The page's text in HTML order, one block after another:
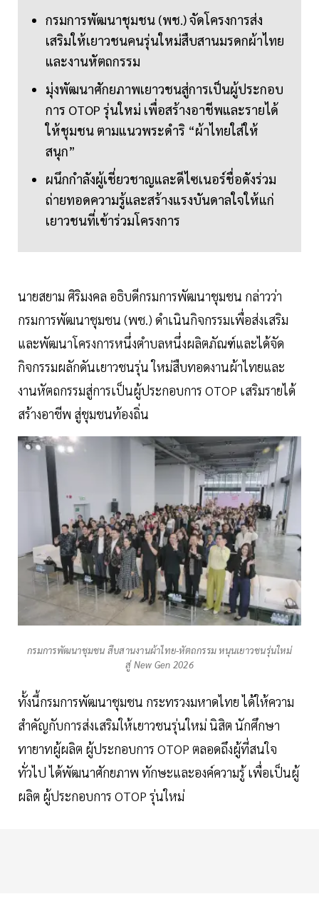
กรมการพัฒนาชุมชน (พช.) จัดโครงการส่ง
เสริมให้เยาวชนคนรุ่นใหม่สืบสานมรดกผ้าไทย
และงานหัตถกรรม
มุ่งพัฒนาศักยภาพเยาวชนสู่การเป็นผู้ประกอบ
การ OTOP รุ่นใหม่ เพื่อสร้างอาชีพและรายได้
ให้ชุมชน ตามแนวพระดำริ “ผ้าไทยใส่ให้
สนุก”
ผนึกกำลังผู้เชี่ยวชาญและดีไซเนอร์ชื่อดังร่วม
ถ่ายทอดความรู้และสร้างแรงบันดาลใจให้แก่
เยาวชนที่เข้าร่วมโครงการ
นายสยาม ศิริมงคล อธิบดีกรมการพัฒนาชุมชน กล่าวว่า
กรมการพัฒนาชุมชน (พช.) ดำเนินกิจกรรมเพื่อส่งเสริม
และพัฒนาโครงการหนึ่งตำบลหนึ่งผลิตภัณฑ์และได้จัด
กิจกรรมผลักดันเยาวชนรุ่น ใหม่สืบทอดงานผ้าไทยและ
งานหัตถกรรมสู่การเป็นผู้ประกอบการ OTOP เสริมรายได้
สร้างอาชีพ สู่ชุมชนท้องถิ่น
กรมการพัฒนาชุมชน สืบสานงานผ้าไทย-หัตถกรรม หนุนเยาวชนรุ่นใหม่
สู่ New Gen 2026
ทั้งนี้กรมการพัฒนาชุมชน กระทรวงมหาดไทย ได้ให้ความ
สำคัญกับการส่งเสริมให้เยาวชนรุ่นใหม่ นิสิต นักศึกษา
ทายาทผู้ผลิต ผู้ประกอบการ OTOP ตลอดถึงผู้ที่สนใจ
ทั่วไป ได้พัฒนาศักยภาพ ทักษะและองค์ความรู้ เพื่อเป็นผู้
ผลิต ผู้ประกอบการ OTOP รุ่นใหม่